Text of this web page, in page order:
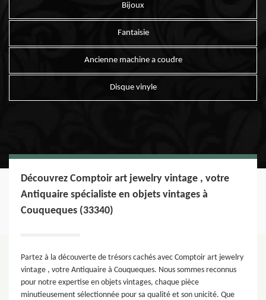
Bijoux
Fantaisie
Ancienne machine a coudre
Disque vinyle
Découvrez Comptoir art jewelry vintage , votre
Antiquaire spécialiste en objets vintages à
Couqueques (33340)
Partez à la découverte de trésors cachés avec Comptoir art jewelry
vintage , votre Antiquaire à Couqueques. Nous sommes reconnus
pour notre expertise en objets vintages, chaque pièce
minutieusement sélectionnée pour sa qualité et son unicité. Que